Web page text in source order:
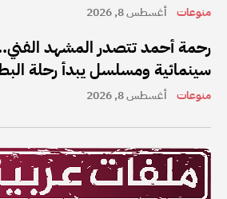
منوعات أغسطس 8, 2026
سينمائية ومسلسل يبدأ رحلة
منوعات أغسطس 8, 2026